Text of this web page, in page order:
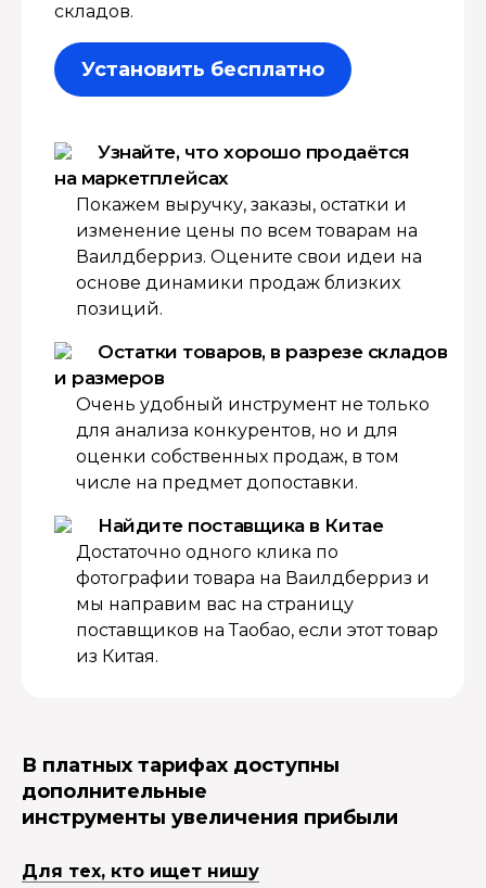
складов.
Установить бесплатно
Узнайте, что хорошо продаётся
на маркетплейсах
Покажем выручку, заказы, остатки и
изменение цены по всем товарам на
Ваилдберриз. Оцените свои идеи на
основе динамики продаж близких
позиций.
Остатки товаров, в разрезе складов
и размеров
Очень удобный инструмент не только
для анализа конкурентов, но и для
оценки собственных продаж, в том
числе на предмет допоставки.
Найдите поставщика в Китае
Достаточно одного клика по
фотографии товара на Ваилдберриз и
мы направим вас на страницу
поставщиков на Таобао, если этот товар
из Китая.
В платных тарифах доступны
дополнительные
инструменты увеличения прибыли
Для тех, кто ищет нишу